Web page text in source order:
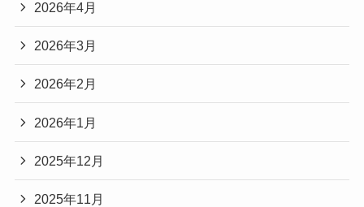
2026年4月
2026年3月
2026年2月
2026年1月
2025年12月
2025年11月